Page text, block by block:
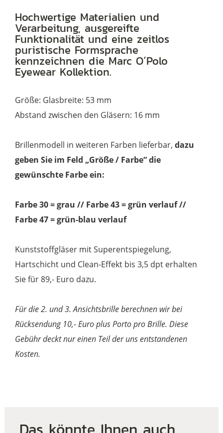
Hochwertige Materialien und
Verarbeitung, ausgereifte
Funktionalität und eine zeitlos
puristische Formsprache
kennzeichnen die Marc O´Polo
Eyewear Kollektion.
Größe: Glasbreite: 53 mm
Abstand zwischen den Gläsern: 16 mm
Brillenmodell in weiteren Farben lieferbar,dazu
geben Sie im Feld „Größe / Farbe“ die
gewünschte Farbe ein:
Farbe 30 = grau // Farbe 43 = grün verlauf //
Farbe 47 = grün-blau verlauf
Kunststoffgläser mit Superentspiegelung,
Hartschicht und Clean-Effekt bis 3,5 dpt erhalten
Sie für 89,- Euro dazu.
Für die 2. und 3. Ansichtsbrille berechnen wir bei
Rücksendung 10,- Euro plus Porto pro Brille. Diese
Gebühr deckt nur einen Teil der uns entstandenen
Kosten.